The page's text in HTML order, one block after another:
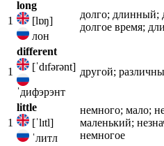
1
long
[lɒŋ]
лон
долго; длинный;
долгое время;
1
different
[ˈdɪfərənt]
ˈдифэрэнт
другой;
1
little
[ˈlɪtl]
ˈлитл
немного; мало;
маленький;
немногое